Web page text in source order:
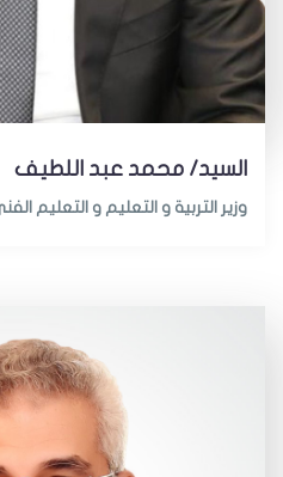
السيد/ محمد عبد اللطيف
وزير التربية و التعليم و التعليم